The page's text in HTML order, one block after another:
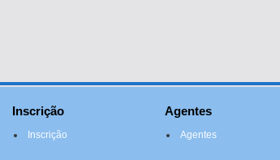
Inscrição
Inscrição
Agentes
Agentes